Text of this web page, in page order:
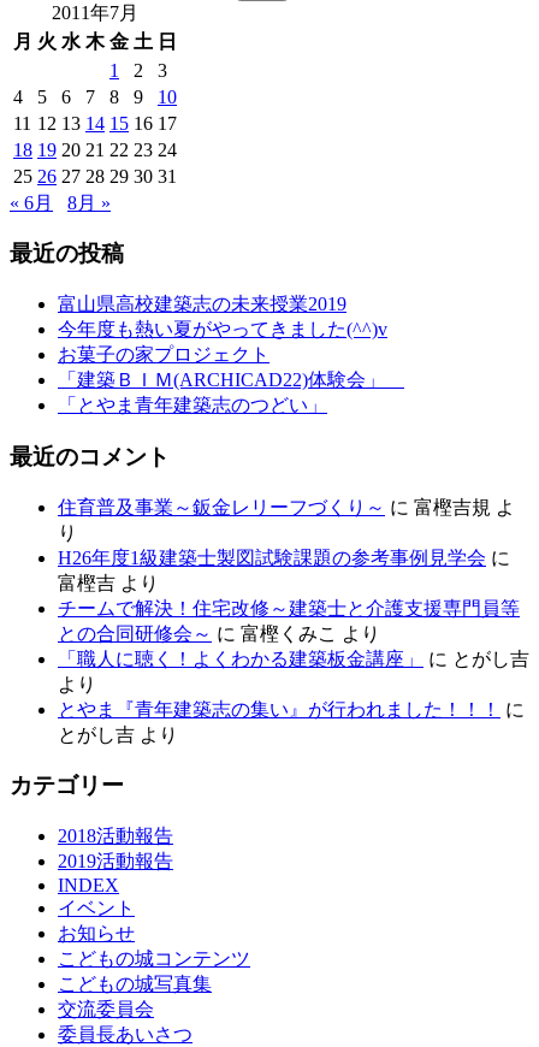
2011年7月
月 火 水 木 金 土 日
1
2
3
4
5 6 7 8 9
10
11 12 13 14 15 16 17
18 19 20 21 22 23 24
25 26 27 28 29 30 31
« 6月
8月 »
最近の投稿
富山県高校建築志の未来授業2019
今年度も熱い夏がやってきました(^^)v
お菓子の家プロジェクト
「建築ＢＩＭ(ARCHICAD22)体験会」
「とやま青年建築志のつどい」
最近のコメント
住育普及事業～鈑金レリーフづくり～ に 富樫吉規 よ
り
H26年度1級建築士製図試験課題の参考事例見学会 に
富樫吉 より
チームで解決！住宅改修～建築士と介護支援専門員等
との合同研修会～ に 富樫くみこ より
「職人に聴く！よくわかる建築板金講座」
に とがし吉
より
とやま『青年建築志の集い』が行われました！！！
に
とがし吉 より
カテゴリー
2018活動報告
2019活動報告
INDEX
イベント
お知らせ
こどもの城コンテンツ
こどもの城写真集
交流委員会
委員長あいさつ